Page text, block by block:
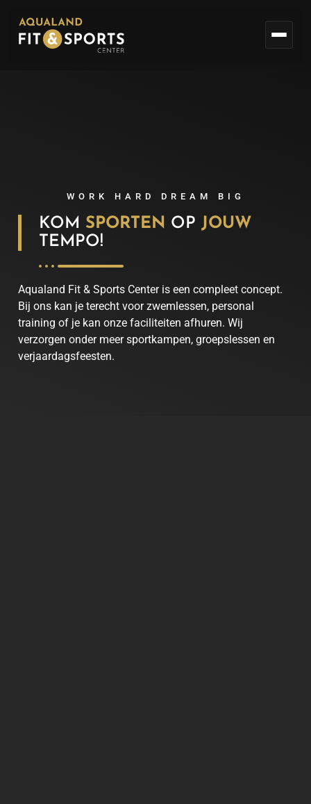
WORK HARD DREAM BIG
KOM SPORTEN OP JOUW
TEMPO!
Aqualand Fit & Sports Center is een compleet concept.
Bij ons kan je terecht voor zwemlessen, personal
training of je kan onze faciliteiten afhuren. Wij
verzorgen onder meer sportkampen, groepslessen en
verjaardagsfeesten.